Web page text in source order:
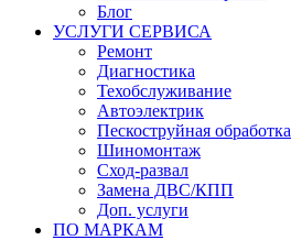
Блог
УСЛУГИ СЕРВИСА
Ремонт
Диагностика
Техобслуживание
Автоэлектрик
Пескоструйная обработка
Шиномонтаж
Сход-развал
Замена ДВС/КПП
Доп. услуги
ПО МАРКАМ